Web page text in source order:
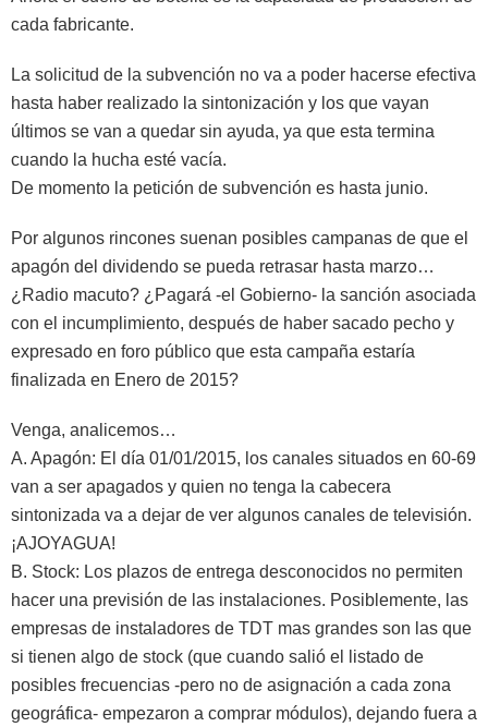
cada fabricante.
La solicitud de la subvención no va a poder hacerse efectiva
hasta haber realizado la sintonización y los que vayan
últimos se van a quedar sin ayuda, ya que esta termina
cuando la hucha esté vacía.
De momento la petición de subvención es hasta junio.
Por algunos rincones suenan posibles campanas de que el
apagón del dividendo se pueda retrasar hasta marzo…
¿Radio macuto? ¿Pagará -el Gobierno- la sanción asociada
con el incumplimiento, después de haber sacado pecho y
expresado en foro público que esta campaña estaría
finalizada en Enero de 2015?
Venga, analicemos…
A. Apagón: El día 01/01/2015, los canales situados en 60-69
van a ser apagados y quien no tenga la cabecera
sintonizada va a dejar de ver algunos canales de televisión.
¡AJOYAGUA!
B. Stock: Los plazos de entrega desconocidos no permiten
hacer una previsión de las instalaciones. Posiblemente, las
empresas de instaladores de TDT mas grandes son las que
si tienen algo de stock (que cuando salió el listado de
posibles frecuencias -pero no de asignación a cada zona
geográfica- empezaron a comprar módulos), dejando fuera a